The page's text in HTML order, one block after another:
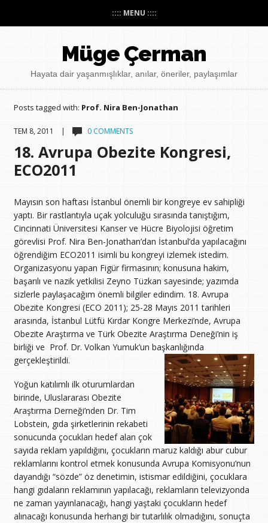
:::: MENU ::::
Müge Çerman
Hayata dair yaşanmışlıklar, anılar, öneriler, paylaşımlar
Posts tagged with: Prof. Nira Ben-Jonathan
TEM 8, 2011 | 0 COMMENTS
18. Avrupa Obezite Kongresi,
ECO2011
Mayısın son haftası İstanbul önemli bir kongreye ev sahipliği
yaptı. Bir rastlantıyla uçak yolculuğu sırasında tanıştığım,
Cincinnati Üniversitesi Kanser ve Hücre Biyolojisi öğretim
görevlisi Prof. Nira Ben-Jonathan’dan İstanbul’da yapılacağını
öğrendiğim ECO2011 isimli bu kongreyi izlemek istedim.
Organizasyonu yapan Figür firmasının; konusuna hakim,
başarılı ve nazik yetkilisi Zeyno Tüzkan sayesinde; yazımda
sizlerle paylaşacağım önemli bilgiler edindim. 18. Avrupa
Obezite Kongresi (ECO 2011); 25-28 Mayıs 2011 tarihleri
arasında, İstanbul Lütfü Kırdar Kongre Merkezi’nde, Avrupa
Obezite Araştırma ve Türk Obezite Araştırma Deneği’nin iş
birliği ve Prof. Dr. Volkan Yumuk’un başkanlığında
gerçekleştirildi.
Yoğun katılımlı ilk oturumlardan
birinde, Uluslararası Obezite
Araştırma Derneği’nden Dr. Tim
Lobstein, gıda şirketlerinin rekabeti
sonucunda çocukları hedef alan çok
sayıda reklam yapıldığını, çocukların maruz kaldığı abur cubur
reklamlarını kontrol etmek konusunda Avrupa Komisyonu’nun
dayandığı “sözde” öz denetimin, istismar edildiğini, çocuklara
hangi gıdaların reklamının yapılacağı, reklamların televizyonda
ne zaman yayınlanacağı, hangi yaştaki çocukların hedef
alınacağı konusunda herhangi bir tutarlılık olmadığını, sonuçta